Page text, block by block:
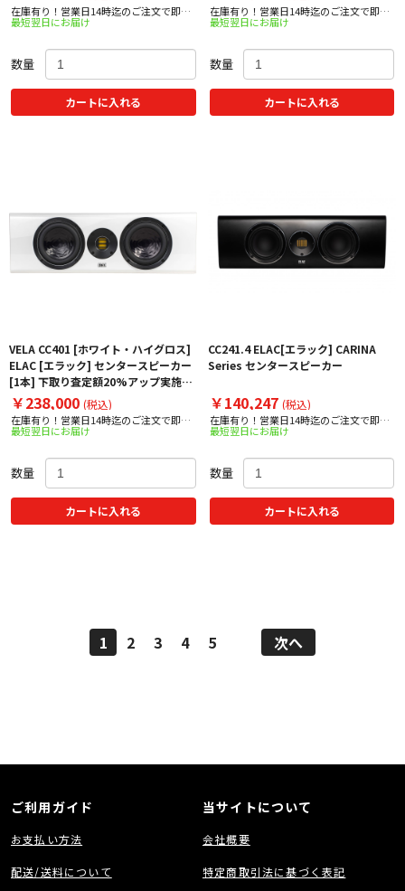
在庫有り！営業日14時迄のご注文で即日
出荷！
最短翌日にお届け
数量
カートに入れる
在庫有り！営業日14時迄のご注文で即日
出荷！
最短翌日にお届け
数量
カートに入れる
VELA CC401 [ホワイト・ハイグロス]
ELAC [エラック] センタースピーカー
[1本] 下取り査定額20%アップ実施
中！
￥238,000 (税込)
在庫有り！営業日14時迄のご注文で即日
出荷！
最短翌日にお届け
数量
カートに入れる
CC241.4 ELAC[エラック] CARINA
Series センタースピーカー
￥140,247 (税込)
在庫有り！営業日14時迄のご注文で即日
出荷！
最短翌日にお届け
数量
カートに入れる
1 2 3 4 5 次へ
ご利用ガイド
お支払い方法
配送/送料について
当サイトについて
会社概要
特定商取引法に基づく表記